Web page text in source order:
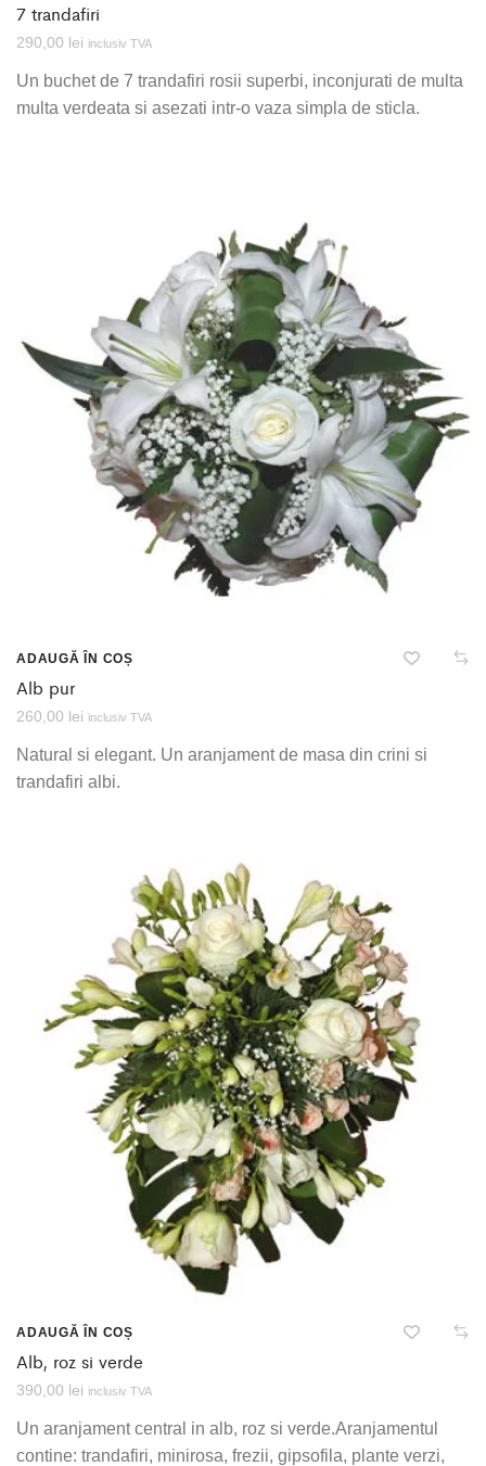
7 trandafiri
290,00 lei inclusiv TVA
Un buchet de 7 trandafiri rosii superbi, inconjurati de multa
multa verdeata si asezati intr-o vaza simpla de sticla.
ADAUGĂ ÎN COȘ
Alb pur
260,00 lei inclusiv TVA
Natural si elegant. Un aranjament de masa din crini si
trandafiri albi.
ADAUGĂ ÎN COȘ
Alb, roz si verde
390,00 lei inclusiv TVA
Un aranjament central in alb, roz si verde.Aranjamentul
contine: trandafiri, minirosa, frezii, gipsofila, plante verzi,